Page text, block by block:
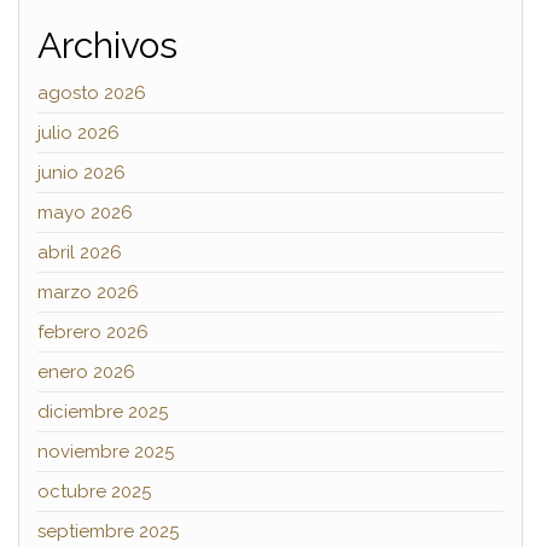
Archivos
agosto 2026
julio 2026
junio 2026
mayo 2026
abril 2026
marzo 2026
febrero 2026
enero 2026
diciembre 2025
noviembre 2025
octubre 2025
septiembre 2025